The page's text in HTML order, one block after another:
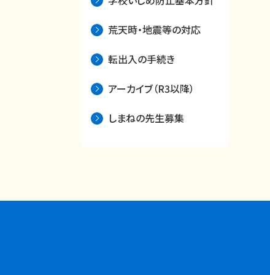
荒天時・地震等の対応
転出入の手続き
アーカイブ（R3以降）
しまねの先生募集